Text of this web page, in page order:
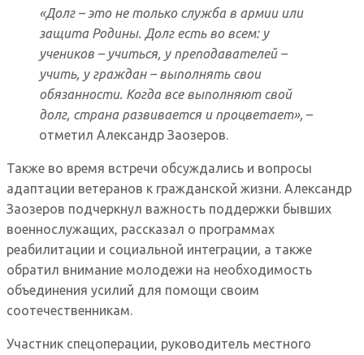
«Долг – это не только служба в армии или
защита Родины. Долг есть во всем: у
учеников – учиться, у преподавателей –
учить, у граждан – выполнять свои
обязанности. Когда все выполняют свой
долг, страна развивается и процветает», –
отметил Александр Заозеров.
Также во время встречи обсуждались и вопросы
адаптации ветеранов к гражданской жизни. Александр
Заозеров подчеркнул важность поддержки бывших
военнослужащих, рассказал о программах
реабилитации и социальной интеграции, а также
обратил внимание молодежи на необходимость
объединения усилий для помощи своим
соотечественникам.
Участник спецоперации, руководитель местного